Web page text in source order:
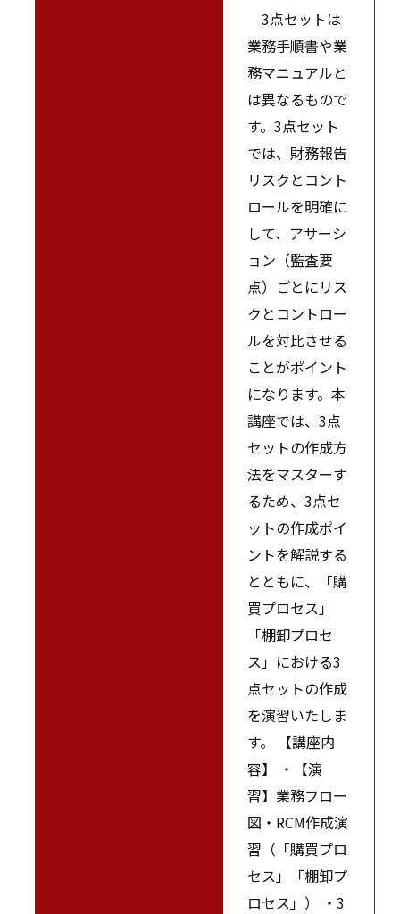
3点セットは
業務手順書や業
務マニュアルと
は異なるもので
す。3点セット
では、財務報告
リスクとコント
ロールを明確に
して、アサーシ
ョン（監査要
点）ごとにリス
クとコントロー
ルを対比させる
ことがポイント
になります。本
講座では、3点
セットの作成方
法をマスターす
るため、3点セ
ットの作成ポイ
ントを解説する
とともに、「購
買プロセス」
「棚卸プロセ
ス」における3
点セットの作成
を演習いたしま
す。 【講座内
容】 ・【演
習】業務フロー
図・RCM作成演
習（「購買プロ
セス」「棚卸プ
ロセス」） ・3